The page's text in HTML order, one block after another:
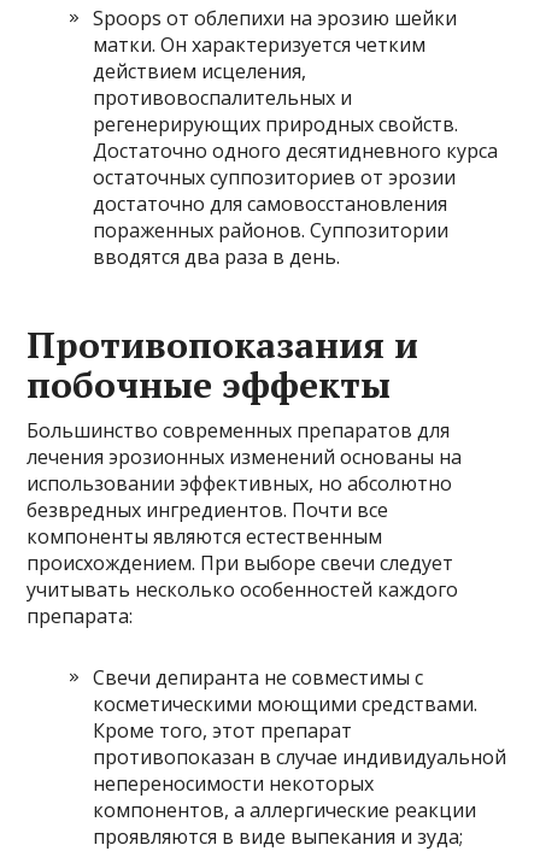
Spoops от облепихи на эрозию шейки
матки. Он характеризуется четким
действием исцеления,
противовоспалительных и
регенерирующих природных свойств.
Достаточно одного десятидневного курса
остаточных суппозиториев от эрозии
достаточно для самовосстановления
пораженных районов. Суппозитории
вводятся два раза в день.
Противопоказания и
побочные эффекты
Большинство современных препаратов для
лечения эрозионных изменений основаны на
использовании эффективных, но абсолютно
безвредных ингредиентов. Почти все
компоненты являются естественным
происхождением. При выборе свечи следует
учитывать несколько особенностей каждого
препарата:
Свечи депиранта не совместимы с
косметическими моющими средствами.
Кроме того, этот препарат
противопоказан в случае индивидуальной
непереносимости некоторых
компонентов, а аллергические реакции
проявляются в виде выпекания и зуда;